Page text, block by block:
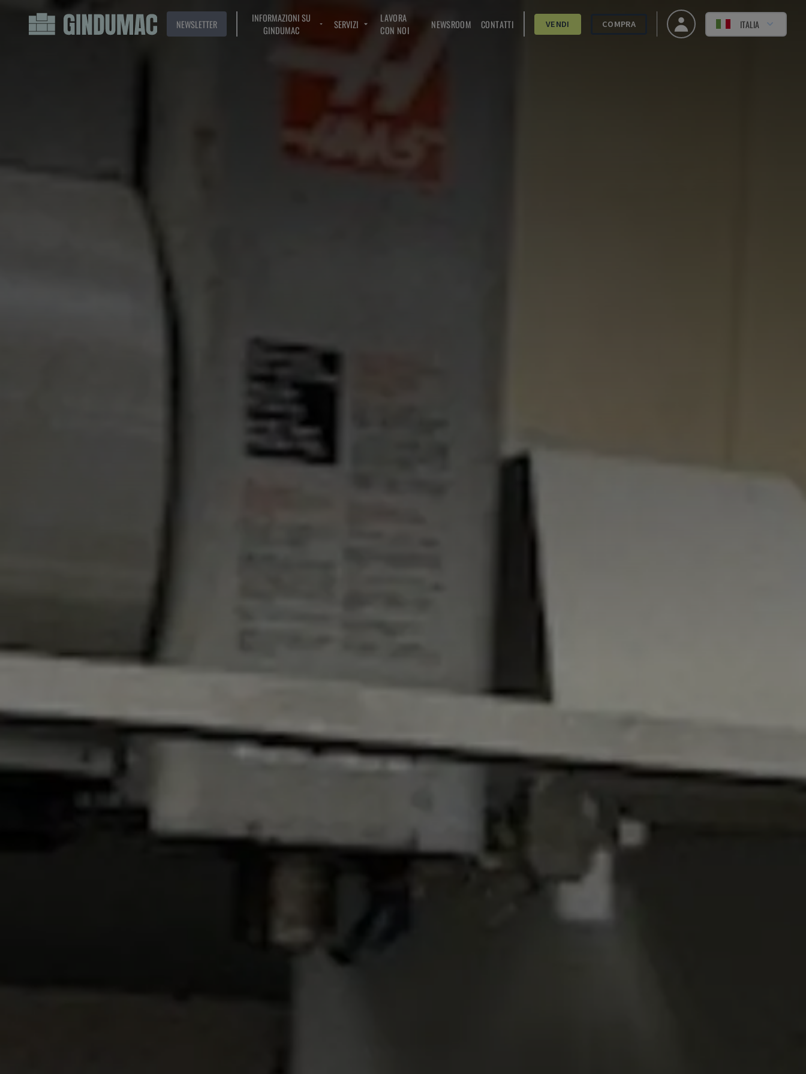
NEWSLETTER
INFORMAZIONI SU
GINDUMAC
SERVIZI
LAVORA
CON NOI
NEWSROOM CONTATTI VENDI COMPRA ITALIA